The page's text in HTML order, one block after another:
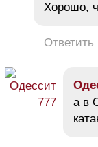
Хорошо,
Ответить
а в